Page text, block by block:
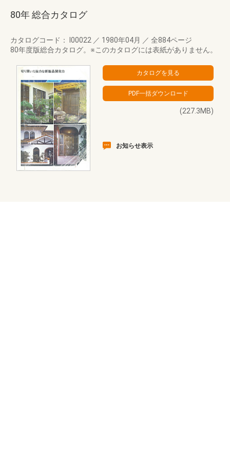
80年 総合カタログ
カタログコード： I00022 ／ 1980年04月 ／ 全884ページ
80年度版総合カタログ。※このカタログには表紙がありません。
(227.3MB)
お知らせ表示